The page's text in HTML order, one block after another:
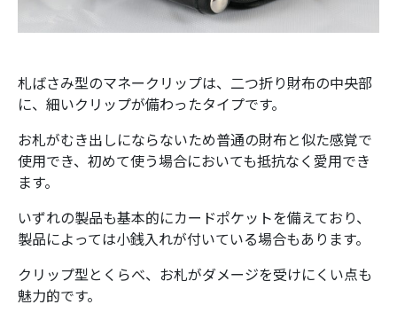
札ばさみ型のマネークリップは、二つ折り財布の中央部
に、細いクリップが備わったタイプです。
お札がむき出しにならないため普通の財布と似た感覚で
使用でき、初めて使う場合においても抵抗なく愛用でき
ます。
いずれの製品も基本的にカードポケットを備えており、
製品によっては小銭入れが付いている場合もあります。
クリップ型とくらべ、お札がダメージを受けにくい点も
魅力的です。